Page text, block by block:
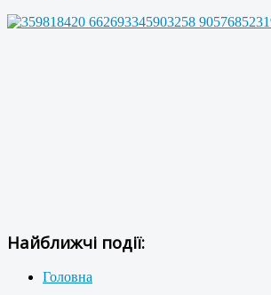
Найближчі події:
Головна